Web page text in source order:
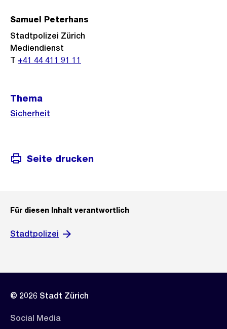
Samuel Peterhans
Stadtpolizei Zürich
Mediendienst
T +41 44 411 91 11
Thema
Sicherheit
Seite drucken
Für diesen Inhalt verantwortlich
Stadtpolizei
© 2026 Stadt Zürich
Social Media